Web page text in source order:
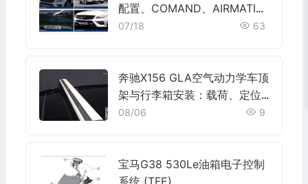
配置、COMAND、AIRMATIC
与维修认识
07/18 63
奔驰X156 GLA空气动力学车顶
架与行李箱安装：载荷、定位
和固定检查
08/06 9
宝马G38 530Le油箱电子控制
系统 (TFE)